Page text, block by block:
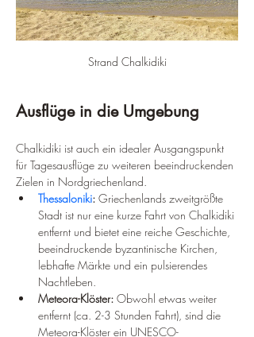
Strand Chalkidiki
Ausflüge in die Umgebung
Chalkidiki ist auch ein idealer Ausgangspunkt
für Tagesausflüge zu weiteren beeindruckenden
Zielen in Nordgriechenland.
Thessaloniki: Griechenlands zweitgrößte
Stadt ist nur eine kurze Fahrt von Chalkidiki
entfernt und bietet eine reiche Geschichte,
beeindruckende byzantinische Kirchen,
lebhafte Märkte und ein pulsierendes
Nachtleben.
Meteora-Klöster: Obwohl etwas weiter
entfernt (ca. 2-3 Stunden Fahrt), sind die
Meteora-Klöster ein UNESCO-